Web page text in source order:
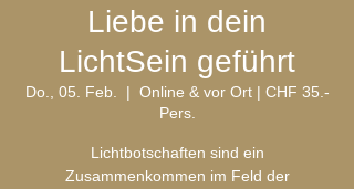
Liebe in dein
LichtSein geführt
Do., 05. Feb.
  |
Online & vor Ort | CHF 35.-
Pers.
Lichtbotschaften sind ein
Zusammenkommen im Feld der